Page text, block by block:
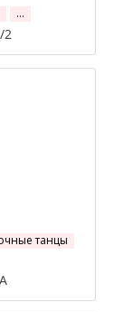
…
2
танцы